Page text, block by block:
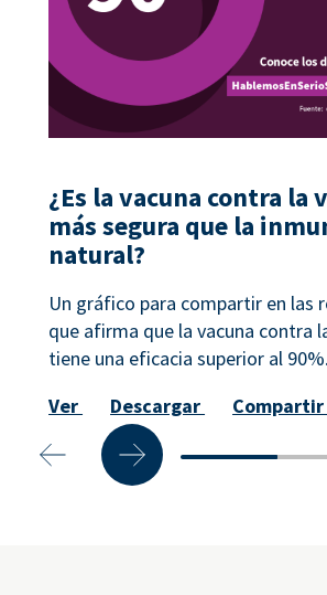
¿Es la vacuna contra la
más segura que la
natural?
Un gráfico para compartir en las
que afirma que la vacuna contra
tiene una eficacia superior al
Ver
Descargar Compartir